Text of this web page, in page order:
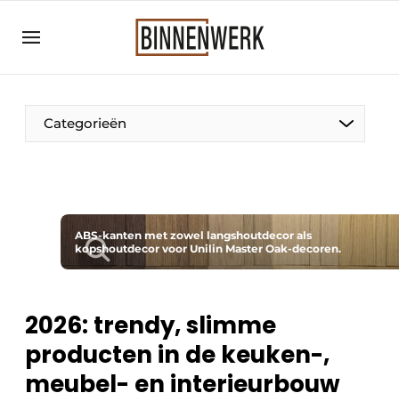
Aanmelden
Bedrijven
Binnenwerk | Hét magazine voor de
Direct contact
Evenement aanmelden
Nieuwsbrief
Podcasts
Privacy / Cookie statement
Categorieën
ABS-kanten met zowel langshoutdecor als
kopshoutdecor voor Unilin Master Oak-decoren.
2026: trendy, slimme
producten in de keuken-,
meubel- en interieurbouw